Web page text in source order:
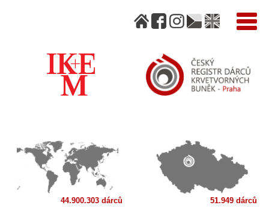
44.900.303 dárců 51.949 dárců